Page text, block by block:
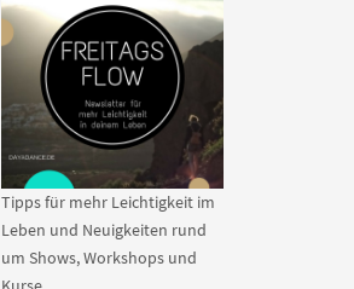
Tipps für mehr Leichtigkeit im
Leben und Neuigkeiten rund
um Shows, Workshops und